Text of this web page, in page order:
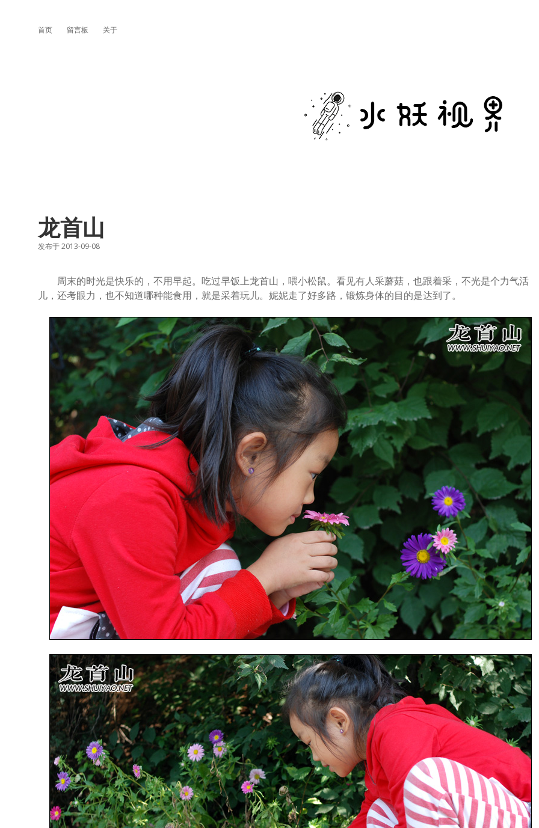
首页 留言板 关于
水
妖
龙首山
发布于 2013-09-08
周末的时光是快乐的，不用早起。吃过早饭上龙首山，喂小松鼠。看见有人采蘑菇，也跟着采，不光是个力气活
儿，还考眼力，也不知道哪种能食用，就是采着玩儿。妮妮走了好多路，锻炼身体的目的是达到了。